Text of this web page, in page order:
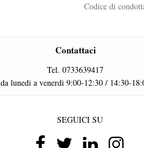
Codice di
Contattaci
Tel. 0733639417
da lunedi a venerdi 9:00-12:30 / 14:30-
SEGUICI SU